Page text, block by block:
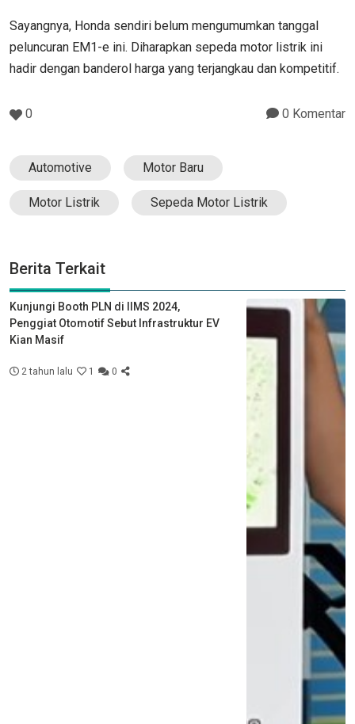
Sayangnya, Honda sendiri belum mengumumkan tanggal
peluncuran EM1-e ini. Diharapkan sepeda motor listrik ini
hadir dengan banderol harga yang terjangkau dan kompetitif.
0 0 Komentar
Automotive Motor Baru
Motor Listrik Sepeda Motor Listrik
Berita Terkait
Kunjungi Booth PLN di IIMS 2024,
Penggiat Otomotif Sebut Infrastruktur EV
Kian Masif
2 tahun lalu 1 0